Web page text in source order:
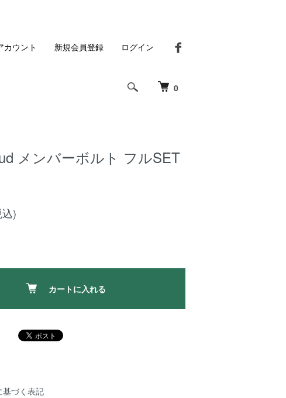
0
カウント 新規会員登録 ログイン
メンバーボルト フルSET
)
カートに入れる
基づく表記